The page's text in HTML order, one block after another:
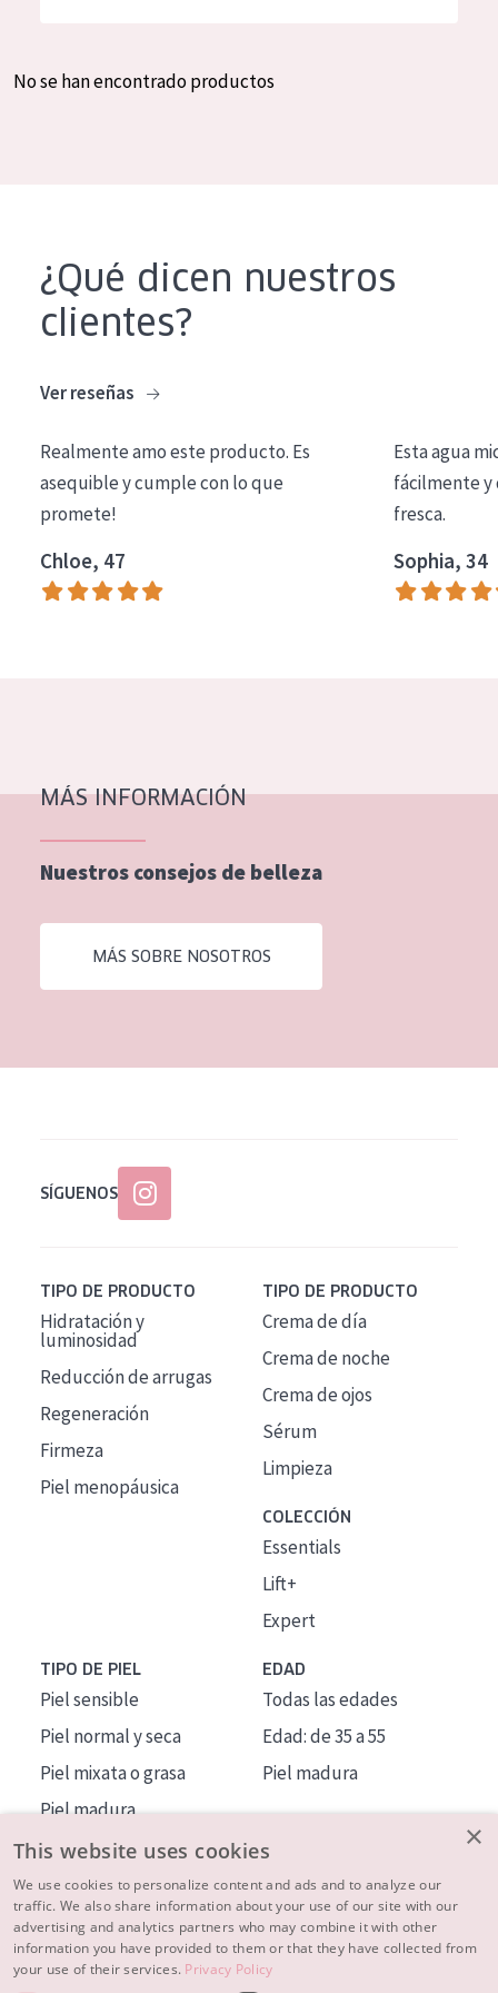
Crema de día
Crema de noche
Limpieza
COLECCIÓN
Essentials
Lift+
Piel normal y seca
Piel mixata o grasa
Piel madura
Piel expuesta al sol
Piel menopáusica
Todas las edades
Spanish
No se han encontrado productos
¿Qué dicen nuestros
clientes?
Ver reseñas
Realmente amo este producto. Es
asequible y cumple con lo que
promete!
Chloe, 47
Esta agua
fácilmente y
fresca.
Sophia, 34
MÁS INFORMACIÓN
Nuestros consejos de belleza
MÁS SOBRE NOSOTROS
SÍGUENOS
TIPO DE PRODUCTO
Hidratación y
luminosidad
Reducción de arrugas
Regeneración
Firmeza
Piel menopáusica
TIPO DE PRODUCTO
Crema de día
Crema de noche
Crema de ojos
Sérum
Limpieza
COLECCIÓN
Essentials
Lift+
Expert
TIPO DE PIEL
Piel sensible
Piel normal y seca
Piel mixata o grasa
Piel madura
Piel expuesta al sol
Piel menopáusica
EDAD
Todas las edades
Edad: de 35 a 55
Piel madura
MÁS SOBRE NOSOTROS
INSPIRACIÓN
×
This website uses cookies
We use cookies to personalize content and ads and to analyze our
traffic. We also share information about your use of our site with our
advertising and analytics partners who may combine it with other
information you have provided to them or that they have collected from
your use of their services. Privacy Policy